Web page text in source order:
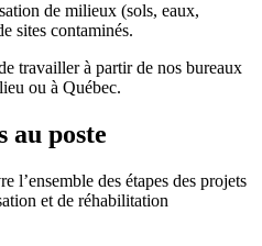
de milieux (sols, eaux,
sites contaminés.
travailler à partir de nos bureaux
ou à Québec.
au poste
l’ensemble des étapes des projets
et de réhabilitation